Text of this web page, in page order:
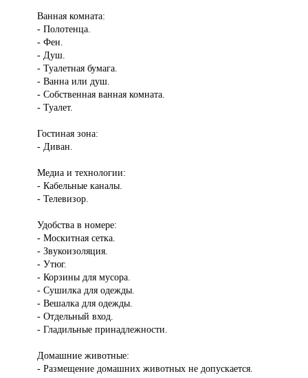
Ванная комната:
- Полотенца.
- Фен.
- Душ.
- Туалетная бумага.
- Ванна или душ.
- Собственная ванная комната.
- Туалет.
Гостиная зона:
- Диван.
Медиа и технологии:
- Кабельные каналы.
- Телевизор.
Удобства в номере:
- Москитная сетка.
- Звукоизоляция.
- Утюг.
- Корзины для мусора.
- Сушилка для одежды.
- Вешалка для одежды.
- Отдельный вход.
- Гладильные принадлежности.
Домашние животные:
- Размещение домашних животных не допускается.